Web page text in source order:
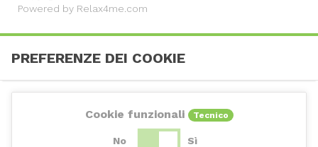
Powered by Relax4me.com
PREFERENZE DEI COOKIE
Cookie funzionali Tecnico
No Sì